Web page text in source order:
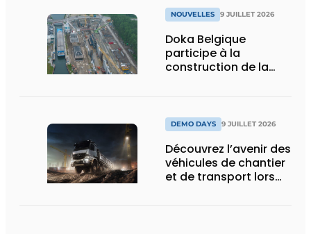
NOUVELLES 9 JUILLET 2026
Doka Belgique
participe à la
construction de la
DEMO DAYS 9 JUILLET 2026
Découvrez l’avenir des
véhicules de chantier
et de transport lors